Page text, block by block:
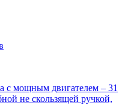
с мощным двигателем – 31
не скользящей ручкой,